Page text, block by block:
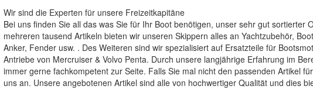
Wir sind die Experten für unsere Freizeitkapitäne
Bei uns finden Sie all das was Sie für Ihr Boot benötigen, unser sehr gut sortierter
mehreren tausend Artikeln bieten wir unseren Skippern alles an Yachtzubehör,
Anker, Fender usw. . Des Weiteren sind wir spezialisiert auf Ersatzteile für
Antriebe von Mercruiser & Volvo Penta. Durch unsere langjährige Erfahrung im
immer gerne fachkompetent zur Seite. Falls Sie mal nicht den passenden Artikel
uns an. Unsere angebotenen Artikel sind alle von hochwertiger Qualität und dies